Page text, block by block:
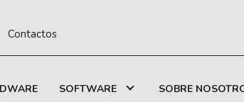
Contactos
SOFTWARE SOBRE